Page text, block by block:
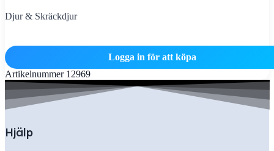
Djur & Skräckdjur
Logga in för att köpa
Artikelnummer 12969
Hjälp